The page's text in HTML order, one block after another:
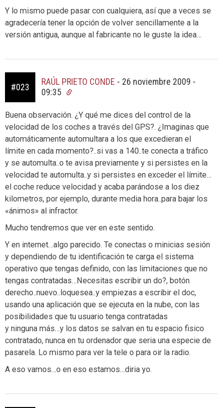
Y lo mismo puede pasar con cualquiera, así que a veces se
agradecería tener la opción de volver sencillamente a la
versión antigua, aunque al fabricante no le guste la idea…
#023
RAÚL PRIETO CONDE - 26 noviembre 2009 -
09:35
Buena observación. ¿Y qué me dices del control de la
velocidad de los coches a través del GPS?. ¿Imaginas que
automáticamente automultara a los que excedieran el
límite en cada momento?..si vas a 140..te conecta a tráfico
y se automulta..o te avisa previamente y si persistes en la
velocidad te automulta..y si persistes en exceder el límite…
el coche reduce velocidad y acaba parándose a los diez
kilometros, por ejemplo, durante media hora..para bajar los
«ánimos» al infractor.
Mucho tendremos que ver en este sentido.
Y en internet…algo parecido. Te conectas o minicias sesión
y dependiendo de tu identificación te carga el sistema
operativo que tengas definido, con las limitaciones que no
tengas contratadas…Necesitas escribir un do?, botón
derecho..nuevo..loquesea..y empiezas a escribir el doc,
usando una aplicación que se ejecuta en la nube, con las
posibilidades que tu usuario tenga contratadas
y ninguna más…y los datos se salvan en tu espacio fisico
contratado, nunca en tu ordenador que seria una especie de
pasarela. Lo mismo para ver la tele o para oir la radio.
A eso vamos…o en eso estamos…diria yo.